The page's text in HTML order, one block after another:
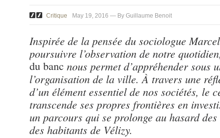
Critique May 19, 2016 — By Guillaume Benoit
Inspirée de la pensée du sociologue
poursuivre l’observation de notre
du banc nous permet d’appréhender sous
l’organisation de la ville. À travers une
d’un élément essentiel de nos sociétés, le
transcende ses propres frontières en
un parcours qui se prolonge au hasard
des habitants de Vélizy.